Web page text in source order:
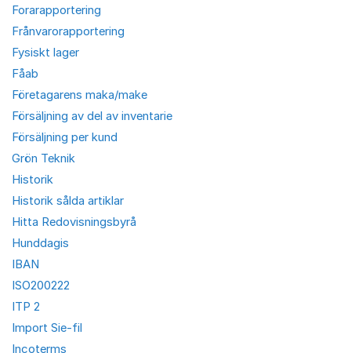
Forarapportering
Frånvarorapportering
Fysiskt lager
Fåab
Företagarens maka/make
Försäljning av del av inventarie
Försäljning per kund
Grön Teknik
Historik
Historik sålda artiklar
Hitta Redovisningsbyrå
Hunddagis
IBAN
ISO200222
ITP 2
Import Sie-fil
Incoterms